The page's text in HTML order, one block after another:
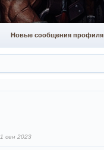
1 сен 2023
Новые сообщения профиля